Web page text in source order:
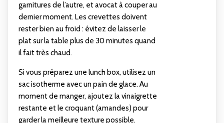
garnitures de l’autre, et avocat à couper au
dernier moment. Les crevettes doivent
rester bien au froid : évitez de laisser le
plat sur la table plus de 30 minutes quand
il fait très chaud.
Si vous préparez une lunch box, utilisez un
sac isotherme avec un pain de glace. Au
moment de manger, ajoutez la vinaigrette
restante et le croquant (amandes) pour
garder la meilleure texture possible.